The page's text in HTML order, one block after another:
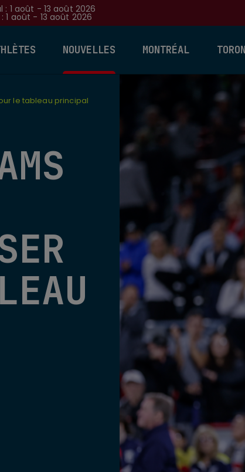
: 1 août - 13 août 2026
1 août - 13 août 2026
NOUVELLES MONTRÉAL
le tableau principal